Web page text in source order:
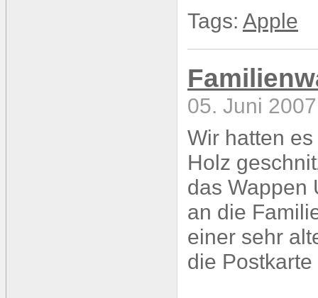
Tags: Apple
05. Juni
Wir hatten
Holz
das Wappen
an die
einer sehr
die